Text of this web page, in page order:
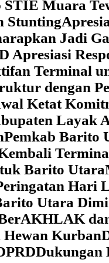
Muara
Stunting
Jadi
Apresiasi
Terminal
dengan
Ketat
Layak
Pemkab Barito
Barito Utara
Hari
Utara
Hewan Kurban
Dukungan